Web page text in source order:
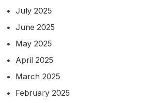
July 2025
June 2025
May 2025
April 2025
March 2025
February 2025